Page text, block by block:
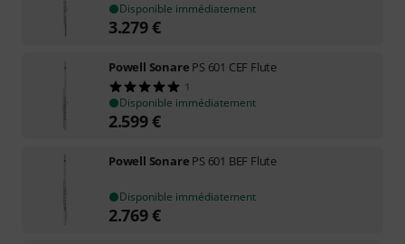
Disponible immédiatement
3.279€
Powell Sonare PS 601 CEF Flute
1
Disponible immédiatement
2.599€
Powell Sonare PS 601 BEF Flute
Disponible immédiatement
2.769€